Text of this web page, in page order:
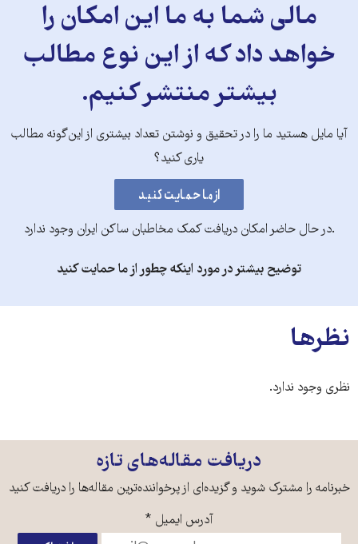
مالی شما به ما این امکان را
خواهد داد که از این نوع مطالب
بیشتر منتشر کنیم.
آیا مایل هستید ما را در تحقیق و نوشتن تعداد بیشتری از این‌گونه مطالب
یاری کنید؟
.در حال حاضر امکان دریافت کمک مخاطبان ساکن ایران وجود ندارد
توضیح بیشتر در مورد اینکه چطور از ما حمایت کنید
نظرها
نظری وجود ندارد.
دریافت مقاله‌های تازه
خبرنامه را مشترک شوید و گزیده‌ای از پرخواننده‌ترین مقاله‌ها را دریافت کنید
آدرس ایمیل *